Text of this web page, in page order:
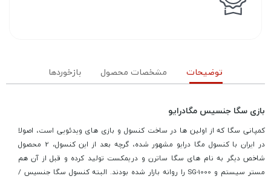
توضیحات مشخصات محصول بازخوردها
بازی سگا جنسیس مگادرایو
کمپانی سگا که از اولین ها در ساخت کنسول و بازی های ویدئویی است، اصولا
در ایران با کنسول مگا درایو مشهور شده، گرچه بعد از این کنسول، 2 محصول
شاخص دیگر به نام های سگا ساترن و دریمکست تولید کرده و قبل از آن هم
مستر سیستم و SG-1000 را روانه بازار شده بودند. البته کنسول سگا جنسیس /